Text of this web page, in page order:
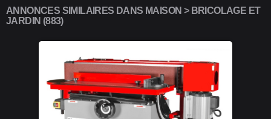
ANNONCES SIMILAIRES DANS MAISON > BRICOLAGE ET
JARDIN (883)